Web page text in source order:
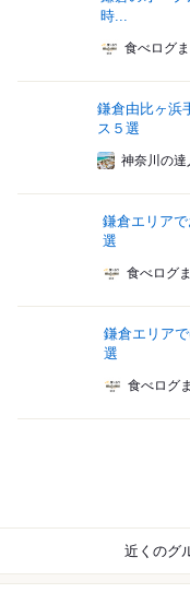
時...
食べログ
鎌倉由比ヶ浜
ス５選
神奈川の達
鎌倉エリア
選
食べログ
鎌倉エリア
選
食べログ
近くのグ